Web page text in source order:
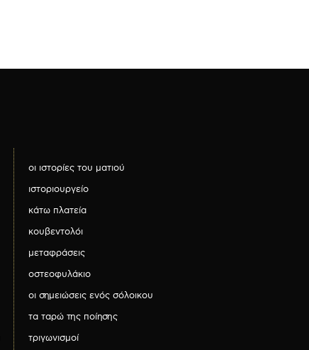
οι ιστορίες του ματιού
ιστοριουργείο
κάτω πλατεία
κουβεντολόι
μεταφράσεις
οστεοφυλάκιο
οι σημειώσεις ενός σόλοικου
τα ταρώ της ποίησης
τριγωνισμοί